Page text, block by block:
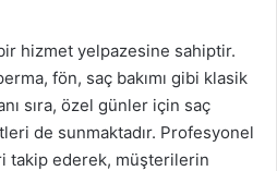
hizmet yelpazesine sahiptir.
fön, saç bakımı gibi klasik
sıra, özel günler için saç
de sunmaktadır. Profesyonel
takip ederek, müşterilerin